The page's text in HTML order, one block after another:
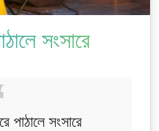
সংসারে
পাঠালে সংসারে